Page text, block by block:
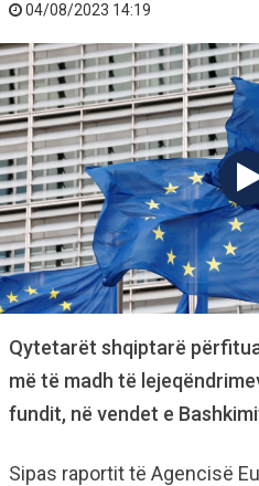
04/08/2023 14:19
Qytetarët shqiptarë
më të madh të
fundit, në vendet e
Sipas raportit të Agencisë